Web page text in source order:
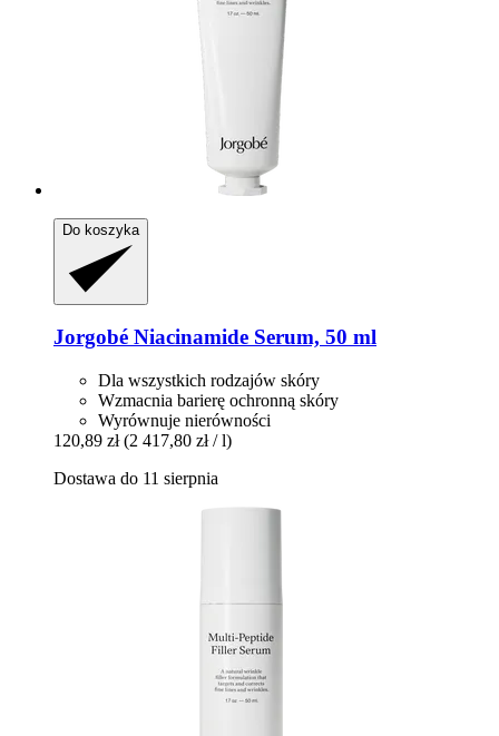
Do koszyka
Jorgobé Niacinamide Serum, 50 ml
Dla wszystkich rodzajów skóry
Wzmacnia barierę ochronną skóry
Wyrównuje nierówności
120,89 zł (2 417,80 zł / l)
Dostawa do 11 sierpnia